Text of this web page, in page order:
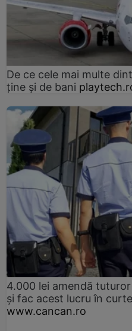
De ce cele mai multe
ține și de bani
4.000 lei amendă
și fac acest lucru în
www.cancan.ro